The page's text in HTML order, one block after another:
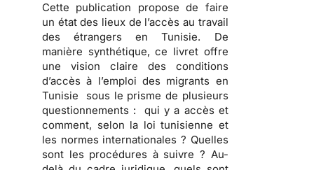
Cette publication propose de faire
un état des lieux de l’accès au travail
des étrangers en Tunisie. De
manière synthétique, ce livret offre
une vision claire des conditions
d’accès à l’emploi des migrants en
Tunisie sous le prisme de plusieurs
questionnements : qui y a accès et
comment, selon la loi tunisienne et
les normes internationales ? Quelles
sont les procédures à suivre ? Au-